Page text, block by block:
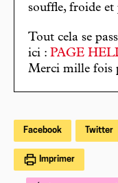
souffle, froide et
Tout cela se
ici : PAGE
Merci mille fois
Facebook Twitter
Imprimer